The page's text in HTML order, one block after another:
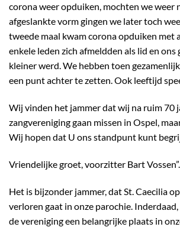
corona weer opduiken, mochten we weer
afgeslankte vorm gingen we later toch
tweede maal kwam corona opduiken met
enkele leden zich afmeldden als lid en ons
kleiner werd. We hebben toen
een punt achter te zetten. Ook leeftijd
Wij vinden het jammer dat wij na ruim 70
zangvereniging gaan missen in Ospel,
Wij hopen dat U ons standpunt kunt
Vriendelijke groet, voorzitter Bart Vossen”.
Het is bijzonder jammer, dat St. Caecilia
verloren gaat in onze parochie.
de vereniging een belangrijke plaats in